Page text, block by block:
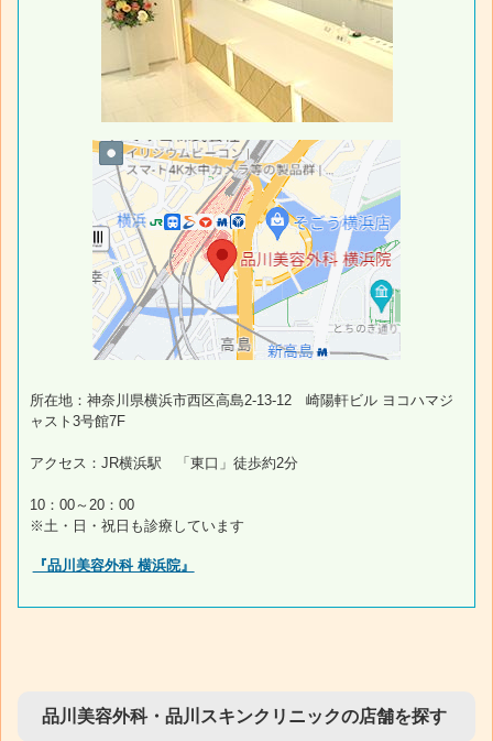
所在地：神奈川県横浜市西区高島2-13-12 崎陽軒ビル ヨコハマジ
ャスト3号館7F
アクセス：JR横浜駅 「東口」徒歩約2分
10：00～20：00
※土・日・祝日も診療しています
『品川美容外科 横浜院』
品川美容外科・品川スキンクリニックの店舗を探す